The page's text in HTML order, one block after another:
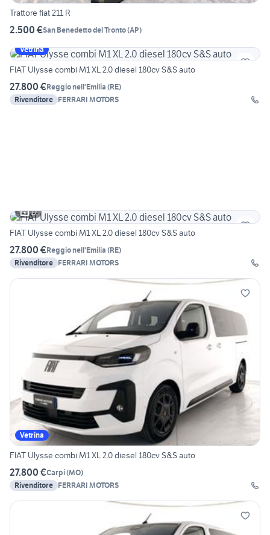
Trattore fiat 211 R
2.500 €San Benedetto del Tronto(AP)
Vetrina
FIAT Ulysse combi M1 XL 2.0 diesel 180cv S&S auto
27.800 €Reggio nell'Emilia (RE)
Rivenditore FERRARI MOTORS
17
FIAT Ulysse combi M1 XL 2.0 diesel 180cv S&S auto
27.800 €Reggio nell'Emilia (RE)
Rivenditore FERRARI MOTORS
Vetrina
FIAT Ulysse combi M1 XL 2.0 diesel 180cv S&S auto
27.800 €Carpi(MO)
Rivenditore FERRARI MOTORS